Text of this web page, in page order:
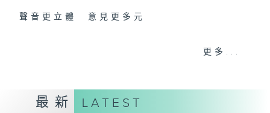
聲音更立體 意見更多元
「千禧年代」鼓勵聽眾及嘉賓作有觀點、有理
聽眾提供最新資訊以迎接新的一天。
更多...
最新 LATEST